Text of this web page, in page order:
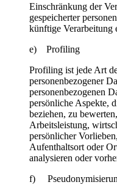
Einschränkung der
gespeicherter
künftige Verarbeitung
e) Profiling
Profiling ist jede Art
personenbezogener
personenbezogenen
persönliche Aspekte,
beziehen, zu
Arbeitsleistung,
persönlicher
Aufenthaltsort oder
analysieren oder
f)